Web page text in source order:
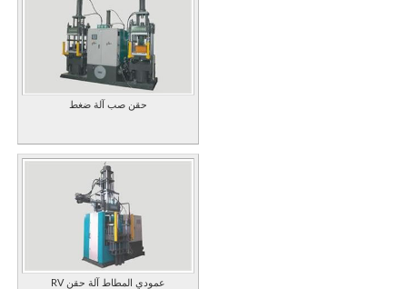
حقن صب آلة ضغط
RV عمودي المطاط آلة حقن